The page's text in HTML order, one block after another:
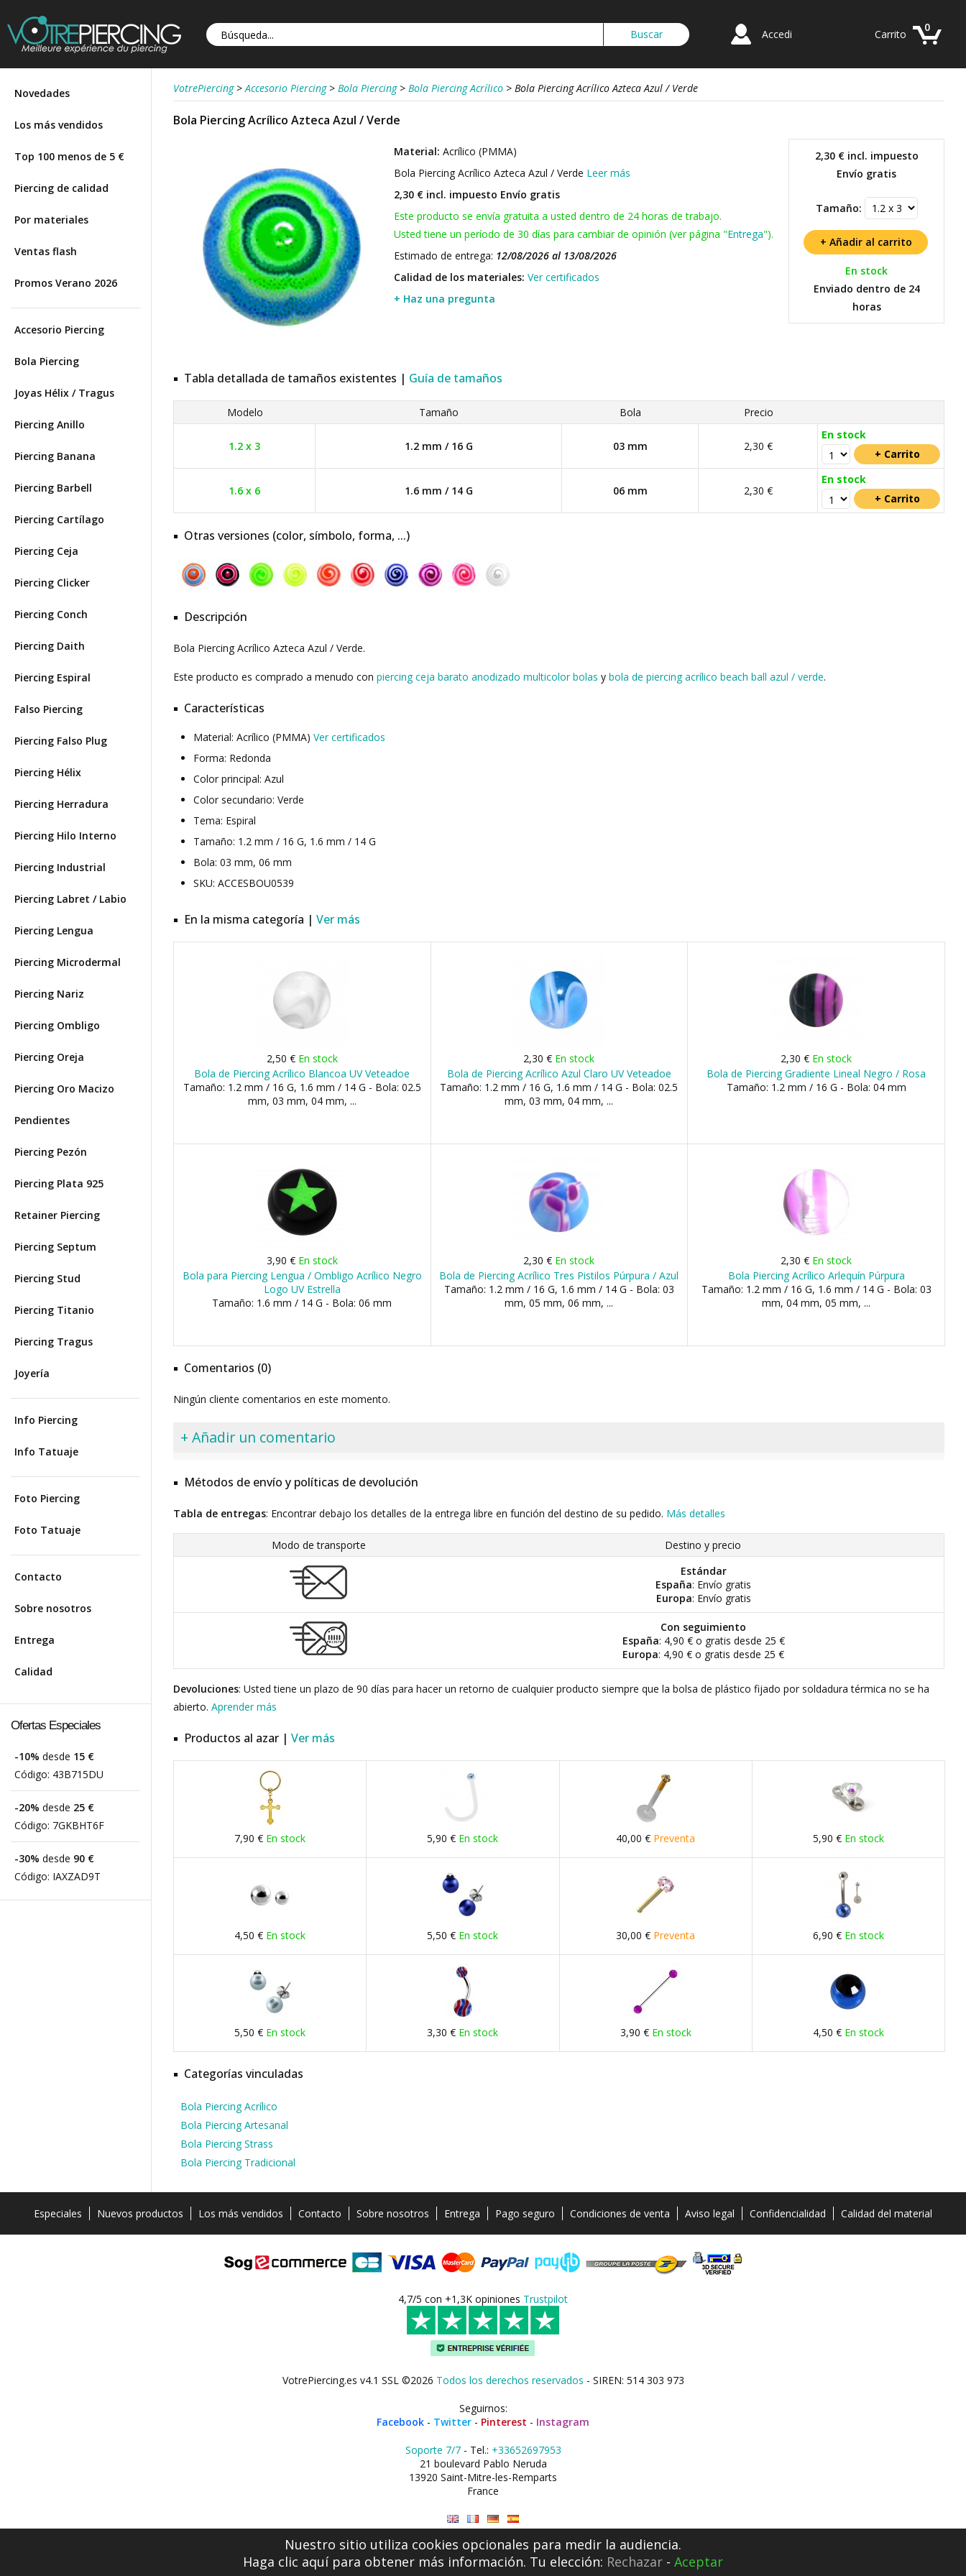
Accedi
0
Carrito
Novedades
Los más vendidos
Top 100 menos de 5 €
Piercing de calidad
Por materiales
Ventas flash
Promos Verano 2026
Accesorio Piercing
Bola Piercing
Joyas Hélix / Tragus
Piercing Anillo
Piercing Banana
Piercing Barbell
Piercing Cartílago
Piercing Ceja
Piercing Clicker
Piercing Conch
Piercing Daith
Piercing Espiral
Falso Piercing
Piercing Falso Plug
Piercing Hélix
Piercing Herradura
Piercing Hilo Interno
Piercing Industrial
Piercing Labret / Labio
Piercing Lengua
Piercing Microdermal
Piercing Nariz
Piercing Ombligo
Piercing Oreja
Piercing Oro Macizo
Pendientes
Piercing Pezón
Piercing Plata 925
Retainer Piercing
Piercing Septum
Piercing Stud
Piercing Titanio
Piercing Tragus
Joyería
Info Piercing
Info Tatuaje
Foto Piercing
Foto Tatuaje
Contacto
Sobre nosotros
Entrega
Calidad
Ofertas Especiales
-10% desde 15 €
Código: 43B715DU
-20% desde 25 €
Código: 7GKBHT6F
-30% desde 90 €
Código: IAXZAD9T
VotrePiercing > Accesorio Piercing > Bola Piercing > Bola Piercing Acrílico > Bola Piercing Acrílico Azteca Azul / Verde
Bola Piercing Acrílico Azteca Azul / Verde
2,30 €incl. impuesto
Envío gratis
Tamaño:
En stock
Enviado dentro de 24
horas
Material: Acrílico (PMMA)
Bola Piercing Acrílico Azteca Azul / Verde Leer más
2,30 € incl. impuesto Envío gratis
Este producto se envía gratuita a usted dentro de 24 horas de trabajo.
Usted tiene un período de 30 días para cambiar de opinión (ver página "Entrega").
Estimado de entrega: 12/08/2026 al 13/08/2026
Calidad de los materiales: Ver certificados
+ Haz una pregunta
Tabla detallada de tamaños existentes | Guía de tamaños
Modelo Tamaño Bola Precio
1.2 x 3 1.2 mm / 16 G 03 mm 2,30 €
En stock
1.6 x 6 1.6 mm / 14 G 06 mm 2,30 €
En stock
Otras versiones (color, símbolo, forma, ...)
Descripción
Bola Piercing Acrílico Azteca Azul / Verde.
Este producto es comprado a menudo con piercing ceja barato anodizado multicolor bolas y bola de piercing acrílico beach ball azul / verde.
Características
Material: Acrílico (PMMA) Ver certificados
Forma: Redonda
Color principal: Azul
Color secundario: Verde
Tema: Espiral
Tamaño: 1.2 mm / 16 G, 1.6 mm / 14 G
Bola: 03 mm, 06 mm
SKU: ACCESBOU0539
En la misma categoría | Ver más
2,50 € En stock
Bola de Piercing Acrílico Blancoa UV Veteadoe
Tamaño: 1.2 mm / 16 G, 1.6 mm / 14 G - Bola: 02.5
mm, 03 mm, 04 mm, ...
2,30 € En stock
Bola de Piercing Acrílico Azul Claro UV Veteadoe
Tamaño: 1.2 mm / 16 G, 1.6 mm / 14 G - Bola: 02.5
mm, 03 mm, 04 mm, ...
2,30 € En stock
Bola de Piercing Gradiente Lineal Negro / Rosa
Tamaño: 1.2 mm / 16 G - Bola: 04 mm
3,90 € En stock
Bola para Piercing Lengua / Ombligo Acrílico Negro
Logo UV Estrella
Tamaño: 1.6 mm / 14 G - Bola: 06 mm
2,30 € En stock
Bola de Piercing Acrílico Tres Pistilos Púrpura / Azul
Tamaño: 1.2 mm / 16 G, 1.6 mm / 14 G - Bola: 03
mm, 05 mm, 06 mm, ...
2,30 € En stock
Bola Piercing Acrílico Arlequín Púrpura
Tamaño: 1.2 mm / 16 G, 1.6 mm / 14 G - Bola: 03
mm, 04 mm, 05 mm, ...
Comentarios (0)
Ningún cliente comentarios en este momento.
+ Añadir un comentario
Métodos de envío y políticas de devolución
Tabla de entregas: Encontrar debajo los detalles de la entrega libre en función del destino de su pedido. Más detalles
Modo de transporte
Destino y precio
Estándar
España: Envío gratis
Europa: Envío gratis
Con seguimiento
España: 4,90 € o gratis desde 25 €
Europa: 4,90 € o gratis desde 25 €
Devoluciones: Usted tiene un plazo de 90 días para hacer un retorno de cualquier producto siempre que la bolsa de plástico fijado por soldadura térmica no se ha
abierto. Aprender más
Productos al azar | Ver más
7,90 € En stock 5,90 € En stock 40,00 € Preventa 5,90 € En stock
4,50 € En stock 5,50 € En stock 30,00 € Preventa 6,90 € En stock
5,50 € En stock 3,30 € En stock 3,90 € En stock 4,50 € En stock
Categorías vinculadas
Bola Piercing Acrílico
Bola Piercing Artesanal
Bola Piercing Strass
Bola Piercing Tradicional
Especiales Nuevos productos Los más vendidos Contacto Sobre nosotros Entrega Pago seguro Condiciones de venta Aviso legal Confidencialidad Calidad del material
4,7/5 con +1,3K opiniones Trustpilot
VotrePiercing.es v4.1 SSL ©2026 Todos los derechos reservados - SIREN: 514 303 973
Seguirnos:
Facebook - Twitter - Pinterest - Instagram
Soporte 7/7- Tel.: +33652697953
21 boulevard Pablo Neruda
13920 Saint-Mitre-les-Remparts
France
Nuestro sitio utiliza cookies opcionales para medir la audiencia.
Haga clic aquípara obtener más información. Tu elección: Rechazar - Aceptar